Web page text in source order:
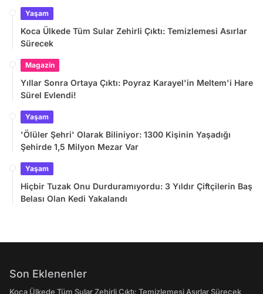
Yaşam
Koca Ülkede Tüm Sular Zehirli Çıktı: Temizlemesi Asırlar
Sürecek
Magazin
Yıllar Sonra Ortaya Çıktı: Poyraz Karayel'in Meltem'i Hare
Sürel Evlendi!
Yaşam
'Ölüler Şehri' Olarak Biliniyor: 1300 Kişinin Yaşadığı
Şehirde 1,5 Milyon Mezar Var
Yaşam
Hiçbir Tuzak Onu Durduramıyordu: 3 Yıldır Çiftçilerin Baş
Belası Olan Kedi Yakalandı
Son Eklenenler
Koca Ülkede Tüm Sular Zehirli Çıktı: Temizlemesi Asırlar Sürecek